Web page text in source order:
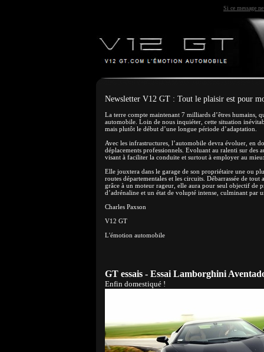
Si ce message
Newsletter V12 GT : Tout le plaisir est pour
La terre compte maintenant 7 milliards d’êtres humains,
automobile. Loin de nous inquiéter, cette situation
mais plutôt le début d’une longue période d’adaptation.
Avec les infrastructures, l’automobile devra évoluer, en
déplacements professionnels. Evoluant au ralenti sur des
visant à faciliter la conduite et surtout à employer au
Elle jouxtera dans le garage de son propriétaire une ou
routes départementales et les circuits. Débarrassée de
grâce à un moteur rageur, elle aura pour seul objectif de
d’adrénaline et un état de volupté intense, culminant
Charles Paxson
V12 GT
L'émotion automobile
GT essais - Essai Lamborghini
Enfin domestiqué !